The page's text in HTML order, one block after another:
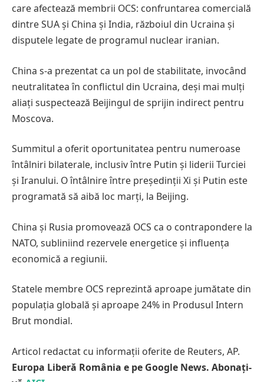
care afectează membrii OCS: confruntarea comercială
dintre SUA și China și India, războiul din Ucraina și
disputele legate de programul nuclear iranian.
China s-a prezentat ca un pol de stabilitate, invocând
neutralitatea în conflictul din Ucraina, deși mai mulți
aliați suspectează Beijingul de sprijin indirect pentru
Moscova.
Summitul a oferit oportunitatea pentru numeroase
întâlniri bilaterale, inclusiv între Putin și liderii Turciei
și Iranului. O întâlnire între președinții Xi și Putin este
programată să aibă loc marți, la Beijing.
China și Rusia promovează OCS ca o contrapondere la
NATO, subliniind rezervele energetice și influența
economică a regiunii.
Statele membre OCS reprezintă aproape jumătate din
populația globală și aproape 24% in Produsul Intern
Brut mondial.
Articol redactat cu informații oferite de Reuters, AP.
Europa Liberă România e pe Google News. Abonați-